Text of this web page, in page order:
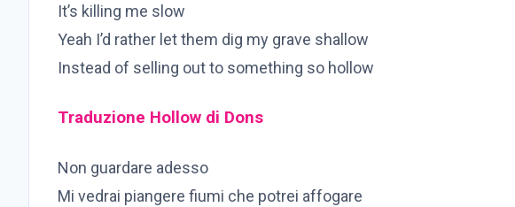
It’s killing me slow
Yeah I’d rather let them dig my grave shallow
Instead of selling out to something so hollow
Traduzione Hollow di Dons
Non guardare adesso
Mi vedrai piangere fiumi che potrei affogare